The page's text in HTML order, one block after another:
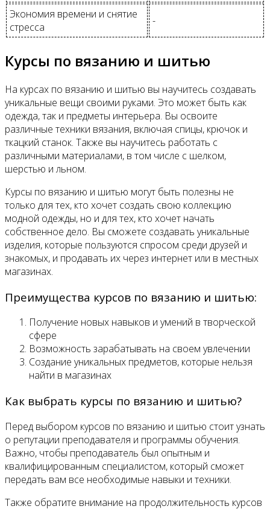
Экономия времени и снятие
стресса
-
Курсы по вязанию и шитью
На курсах по вязанию и шитью вы научитесь создавать
уникальные вещи своими руками. Это может быть как
одежда, так и предметы интерьера. Вы освоите
различные техники вязания, включая спицы, крючок и
ткацкий станок. Также вы научитесь работать с
различными материалами, в том числе с шелком,
шерстью и льном.
Курсы по вязанию и шитью могут быть полезны не
только для тех, кто хочет создать свою коллекцию
модной одежды, но и для тех, кто хочет начать
собственное дело. Вы сможете создавать уникальные
изделия, которые пользуются спросом среди друзей и
знакомых, и продавать их через интернет или в местных
магазинах.
Преимущества курсов по вязанию и шитью:
Получение новых навыков и умений в творческой
сфере
Возможность зарабатывать на своем увлечении
Создание уникальных предметов, которые нельзя
найти в магазинах
Как выбрать курсы по вязанию и шитью?
Перед выбором курсов по вязанию и шитью стоит узнать
о репутации преподавателя и программы обучения.
Важно, чтобы преподаватель был опытным и
квалифицированным специалистом, который сможет
передать вам все необходимые навыки и техники.
Также обратите внимание на продолжительность курсов